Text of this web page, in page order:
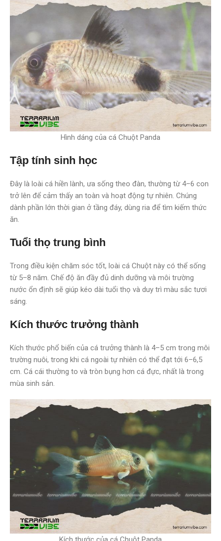
Hình dáng của cá Chuột Panda
Tập tính sinh học
Đây là loài cá hiền lành, ưa sống theo đàn, thường từ 4–6 con
trở lên để cảm thấy an toàn và hoạt động tự nhiên. Chúng
dành phần lớn thời gian ở tầng đáy, dùng ria để tìm kiếm thức
ăn.
Tuổi thọ trung bình
Trong điều kiện chăm sóc tốt, loài cá Chuột này có thể sống
từ 5–8 năm. Chế độ ăn đầy đủ dinh dưỡng và môi trường
nước ổn định sẽ giúp kéo dài tuổi thọ và duy trì màu sắc tươi
sáng.
Kích thước trưởng thành
Kích thước phổ biến của cá trưởng thành là 4–5 cm trong môi
trường nuôi, trong khi cá ngoài tự nhiên có thể đạt tới 6–6,5
cm. Cá cái thường to và tròn bụng hơn cá đực, nhất là trong
mùa sinh sản.